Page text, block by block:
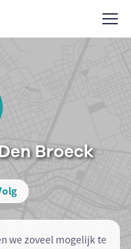
Broeck
we zoveel mogelijk te